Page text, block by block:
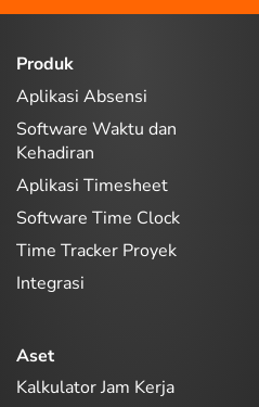
Produk
Aplikasi Absensi
Software Waktu dan
Kehadiran
Aplikasi Timesheet
Software Time Clock
Time Tracker Proyek
Integrasi
Aset
Kalkulator Jam Kerja